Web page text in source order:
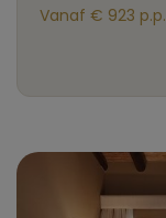
Vanaf € 923 p.p.